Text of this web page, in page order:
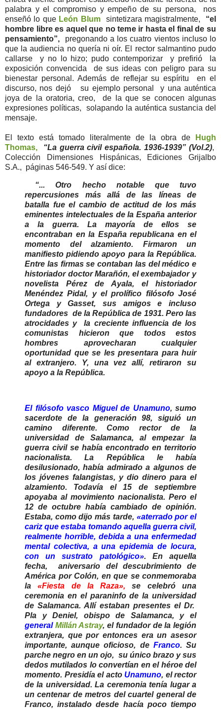
palabra y el compromiso y empeño de su persona, nos
enseñó lo que León Blumsintetizara magistralmente, “el
hombre libre es aquel que no teme ir hasta el final de su
pensamiento”,
pregonando a los cuatro vientos incluso lo
que la audiencia no quería ni oír. El rector salmantino pudo
callarse y no lo hizo; pudo contemporizar y prefirió la
exposición convencida de sus ideas con peligro para su
bienestar personal. Además de reflejar su espíritu en el
discurso, nos dejó su ejemplo personal y una auténtica
joya de la oratoria, creo, de la que se conocen algunas
expresiones políticas, solapando la auténtica sustancia del
mensaje.
El texto está tomado literalmente de la obra de
Hugh
Thomas,
“La guerra civil española. 1936-1939” (Vol.2),
Colección Dimensiones Hispánicas, Ediciones Grijalbo
S.A., páginas 546-549. Y así dice:
“... Otro hecho notable que tuvo
repercusiones más allá de las líneas de
batalla fue el cambio de actitud de los más
eminentes intelectuales de la España anterior
a la guerra. La mayoría de ellos se
encontraban en la España republicana en el
momento del alzamiento. Firmaron un
manifiesto pidiendo apoyo para la República.
Entre las firmas se contaban las del médico e
historiador doctor Marañón, el exembajador y
novelista Pérez de Ayala, el historiador
Menéndez Pidal, y el prolífico filósofo José
Ortega y Gasset, sus amigos e incluso
fundadores de la República de 1931. Pero las
atrocidades y la creciente influencia de los
comunistas hicieron que todos estos
hombres aprovecharan cualquier
oportunidad que se les presentara para huir
al extranjero. Y, una vez allí, retiraron su
apoyo a la República.
El filósofo vasco Miguel de Unamuno, sumo
sacerdote de la generación 98, siguió un
camino diferente. Como rector de la
universidad de Salamanca, al empezar la
guerra civil se había encontrado en territorio
nacionalista. La República le había
desilusionado, había admirado a algunos de
los jóvenes falangistas, y dio dinero para el
alzamiento. Todavía el 15 de septiembre
apoyaba al movimiento nacionalista. Pero el
12 de octubre había cambiado de opinión.
Estaba, como dijo más tarde, «aterrado por el
cariz que estaba tomando aquella guerra civil,
realmente horrible, debida a una enfermedad
mental colectiva, a una epidemia de locura,
con un sustrato patológico». En aquella
fecha, aniversario del descubrimiento de
América por Colón, en que se conmemoraba
la«Fiesta de la Raza», se celebró una
ceremonia en el paraninfo de la universidad
de Salamanca. Allí estaban presentes el Dr.
Pla y Deniel, obispo de Salamanca, y el
general Millán Astray, el fundador de la legión
extranjera, que por entonces era un asesor
importante, aunque oficioso, de Franco. Su
parche negro en un ojo, su único brazo y sus
dedos mutilados lo convertían en el héroe del
momento. Presidía el acto Unamuno, el rector
de la universidad. La ceremonia tenía lugar a
un centenar de metros del cuartel general de
Franco, instalado desde hacía poco tiempo